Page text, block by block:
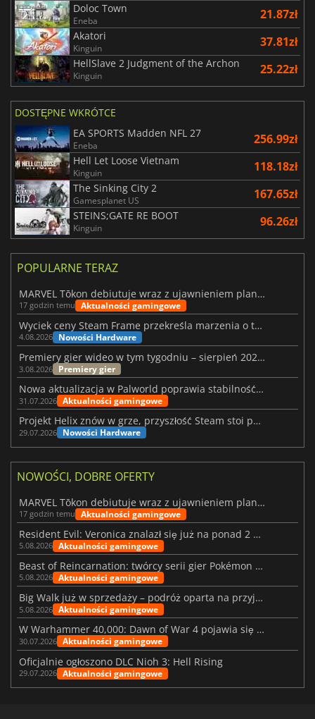
Doloc Town
Eneba 21.87zł
Akatori
Kinguin 37.81zł
HellSlave 2 Judgment of the Archon
Kinguin 25.22zł
DOSTĘPNE WKRÓTCE
EA SPORTS Madden NFL 27
Eneba 256.99zł
Hell Let Loose Vietnam
Kinguin 118.18zł
The Sinking City 2
Gamesplanet US 167.65zł
STEINS;GATE RE BOOT
Kinguin 96.26zł
POPULARNE TERAZ
MARVEL Tōkon debiutuje wraz z ujawnieniem planu rozwoju na pierwszy rok
17 godzin temu Aktualności gamingowe
Wyciek ceny Steam Frame przekreśla marzenia o tanim zestawie VR
4.08.2026 Nowości Hardware
Premiery gier wideo w tym tygodniu – sierpień 2026 r. (32. tydzień)
3.08.2026 Premiery gier
Nowa aktualizacja w Palworld poprawia stabilność Sunreach i walk z bossami
31.07.2026 Aktualności gamingowe
Projekt Helix znów w grze, przyszłość Steam stoi pod znakiem zapytania
29.07.2026 Nowości Hardware
NOWOŚCI, DOBRE OFERTY
MARVEL Tōkon debiutuje wraz z ujawnieniem planu rozwoju na pierwszy rok
17 godzin temu Aktualności gamingowe
Resident Evil: Veronica znalazł się już na ponad 2 milionach list życzeń
5.08.2026 Aktualności gamingowe
Beast of Reincarnation: twórcy serii gier Pokémon wkraczają na nową ścieżkę
5.08.2026 Aktualności gamingowe
Big Walk już w sprzedaży – podróż oparta na przyjaźni
5.08.2026 Aktualności gamingowe
W Warhammer 40,000: Dawn of War 4 pojawia się frakcja Nekronów
30.07.2026 Aktualności gamingowe
Oficjalnie ogłoszono DLC Nioh 3: Hell Rising
29.07.2026 Aktualności gamingowe